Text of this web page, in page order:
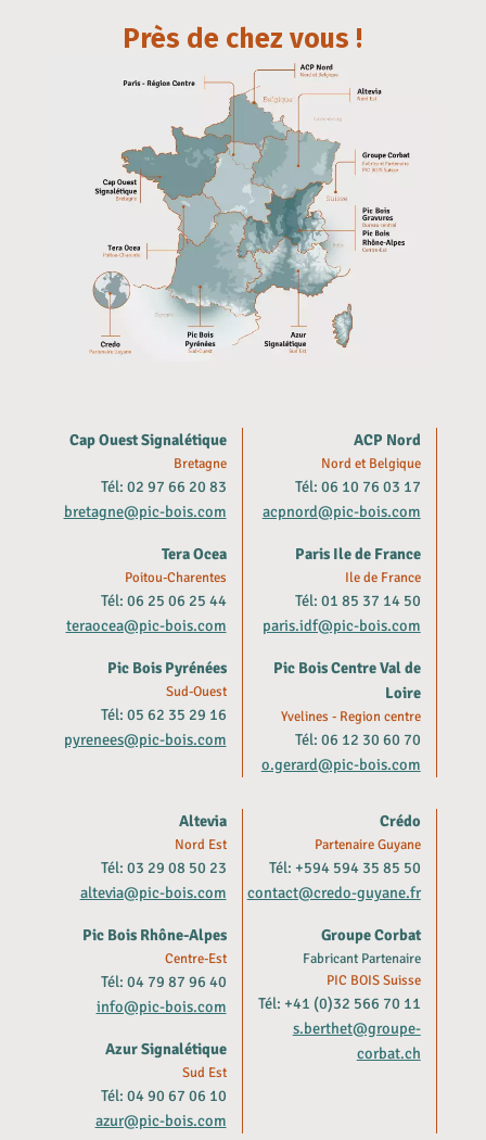
Près de chez vous !
Cap Ouest Signalétique
Bretagne
Tél: 02 97 66 20 83
bretagne@pic-bois.com
Tera Ocea
Poitou-Charentes
Tél: 06 25 06 25 44
teraocea@pic-bois.com
Pic Bois Pyrénées
Sud-Ouest
Tél: 05 62 35 29 16
pyrenees@pic-bois.com
ACP Nord
Nord et Belgique
Tél: 06 10 76 03 17
acpnord@pic-bois.com
Paris Ile de France
Ile de France
Tél: 01 85 37 14 50
paris.idf@pic-bois.com
Pic Bois Centre Val de
Loire
Yvelines - Region centre
Tél: 06 12 30 60 70
o.gerard@pic-bois.com
Altevia
Nord Est
Tél: 03 29 08 50 23
altevia@pic-bois.com
Pic Bois Rhône-Alpes
Centre-Est
Tél: 04 79 87 96 40
info@pic-bois.com
Azur Signalétique
Sud Est
Tél: 04 90 67 06 10
azur@pic-bois.com
Crédo
Partenaire Guyane
Tél: +594 594 35 85 50
contact@credo-guyane.fr
Groupe Corbat
Fabricant Partenaire
PIC BOIS Suisse
Tél: +41 (0)32 566 70 11
s.berthet@groupe-
corbat.ch